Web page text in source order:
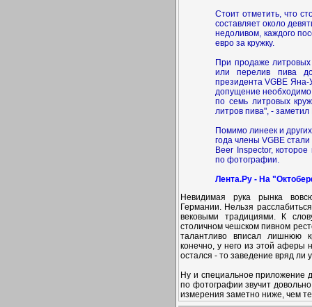
Стоит отметить, что
составляет около
недоливом, каждого
евро за кружку.
При продаже
или перелив пива
президента VGBE Яна-
допущение
по семь литровых
литров пива", - заметил
Помимо линеек и
года члены VGBE
Beer Inspector,
по фотографии.
Лента.Ру - На
Невидимая рука рынка
Германии. Нельзя
вековыми традициями. К
столичном чешском пивном
талантливо вписал лишнюю
конечно, у него из этой
остался - то заведение вряд ли
Ну и специальное приложение
по фотографии звучит
измерения заметно ниже, чем